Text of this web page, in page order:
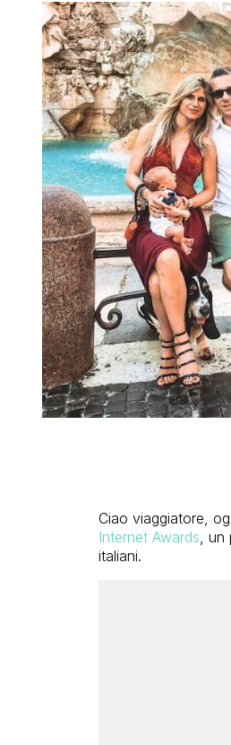
Ciao viaggiatore,
Internet Awards, un
italiani.